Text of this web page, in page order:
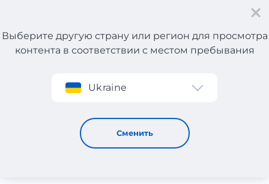
Регистрация
Выберите другую страну или регион для просмотра
контента в соответствии с местом пребывания
Ukraine
Сменить
Autoparts24